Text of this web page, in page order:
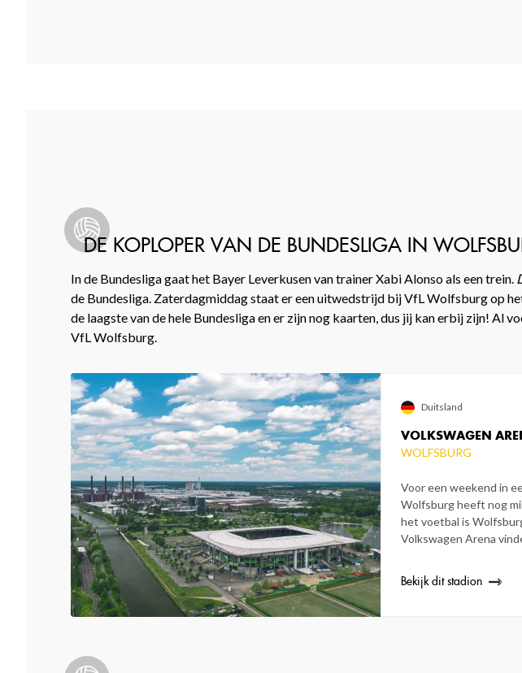
DE KOPLOPER VAN DE BUNDESLIGA IN
In de Bundesliga gaat het Bayer Leverkusen van trainer Xabi Alonso als een trein.
de Bundesliga. Zaterdagmiddag staat er een uitwedstrijd bij VfL Wolfsburg op
de laagste van de hele Bundesliga en er zijn nog kaarten, dus jij kan erbij zijn! Al
VfL Wolfsburg.
VOLKSWAGEN
WOLFSBURG
Voor een weekend in
Wolfsburg heeft nog
het voetbal is
Volkswagen Arena
Duitsland
Bekijk dit stadion